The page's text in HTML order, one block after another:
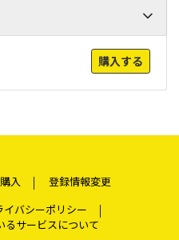
購入する
入
登録情報変更
イバシーポリシー
るサービスについて